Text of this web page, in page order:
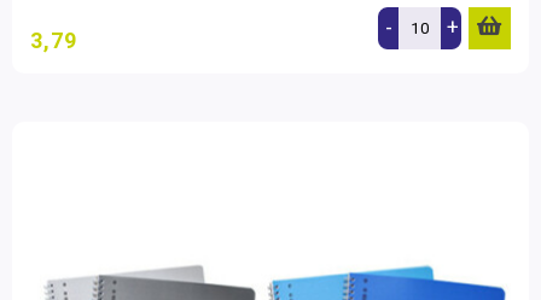
3,79 - +